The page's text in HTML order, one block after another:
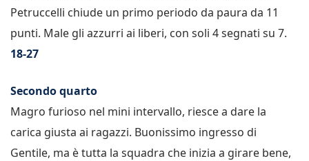
Petruccelli chiude un primo periodo da paura da 11
punti. Male gli azzurri ai liberi, con soli 4 segnati su 7.
18-27
Secondo quarto
Magro furioso nel mini intervallo, riesce a dare la
carica giusta ai ragazzi. Buonissimo ingresso di
Gentile, ma è tutta la squadra che inizia a girare bene,